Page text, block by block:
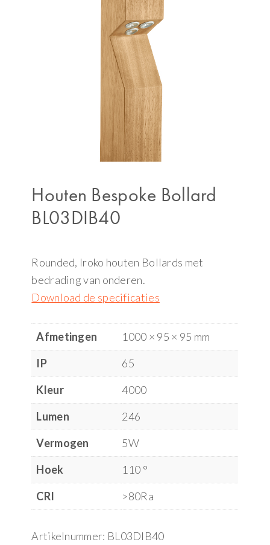
Houten Bespoke Bollard
BL03DIB40
Rounded, Iroko houten Bollards met
bedrading van onderen.
Download de specificaties
Afmetingen
1000 × 95 × 95 mm
IP
65
Kleur
4000
Lumen
246
Vermogen
5W
Hoek
110 °
CRI
>80Ra
Artikelnummer: BL03DIB40